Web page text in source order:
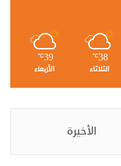
38
℃
الثلاثاء
39
℃
الأربعاء
الأخيرة